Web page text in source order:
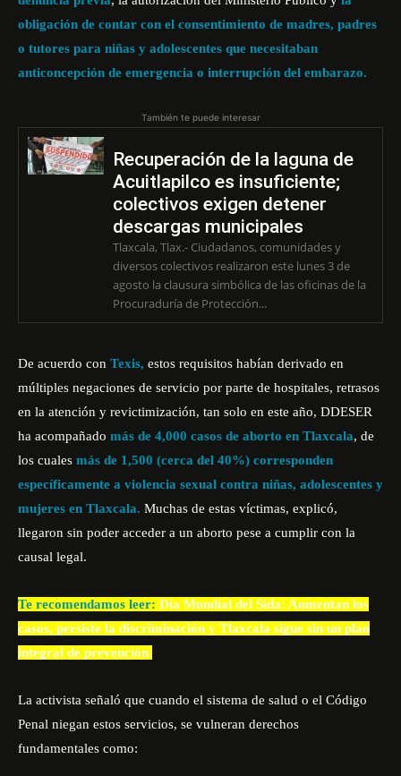
obligación de contar con el consentimiento de madres, padres
o tutores para niñas y adolescentes que necesitaban
anticoncepción de emergencia o interrupción del embarazo.
También te puede interesar
Recuperación de la laguna de
Acuitlapilco es insuficiente;
colectivos exigen detener
descargas municipales
Tlaxcala, Tlax.- Ciudadanos, comunidades y
diversos colectivos realizaron este lunes 3 de
agosto la clausura simbólica de las oficinas de la
Procuraduría de Protección...
De acuerdo con Texis, estos requisitos habían derivado en
múltiples negaciones de servicio por parte de hospitales, retrasos
en la atención y revictimización, tan solo en este año, DDESER
ha acompañado más de 4,000 casos de aborto en Tlaxcala, de
los cuales más de 1,500 (cerca del 40%) corresponden
específicamente a violencia sexual contra niñas, adolescentes y
mujeres en Tlaxcala. Muchas de estas víctimas, explicó,
llegaron sin poder acceder a un aborto pese a cumplir con la
causal legal.
Te recomendamos leer: Día Mundial del Sida: Aumentan los
casos, persiste la discriminación y Tlaxcala sigue sin un plan
integral de prevención.
La activista señaló que cuando el sistema de salud o el Código
Penal niegan estos servicios, se vulneran derechos
fundamentales como: